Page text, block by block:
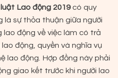
Lao động 2019có quy
là sự thỏa thuận giữa người
lao động về việc làm có trả
động, quyền và nghĩa vụ
lao động. Hợp đồng này phải
giao kết trước khi người lao